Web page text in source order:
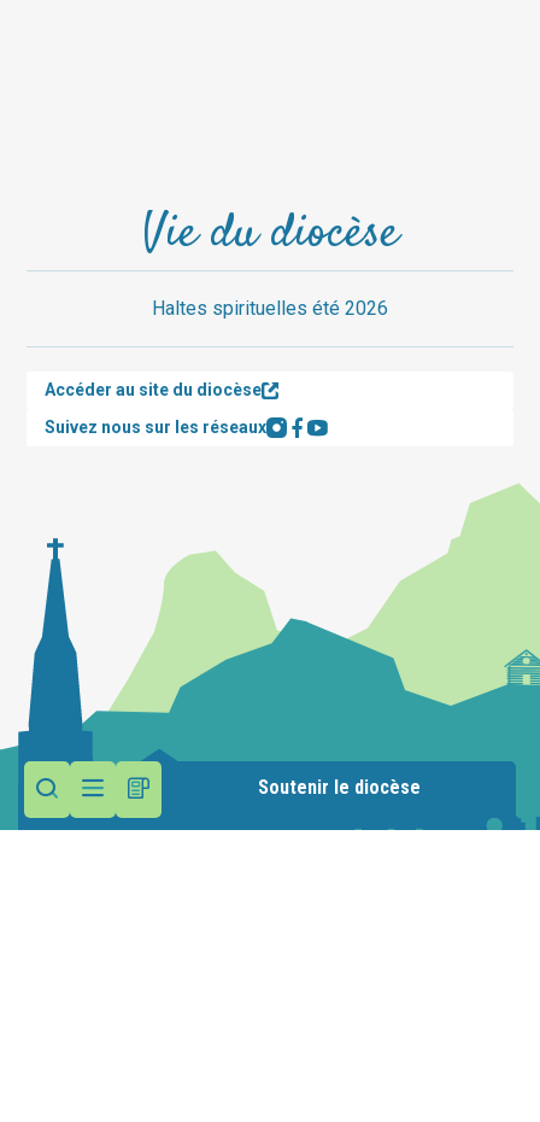
Soutenir le diocèse
Vie du diocèse
Haltes spirituelles été 2026
Accéder au site du diocèse
Suivez nous sur les réseaux